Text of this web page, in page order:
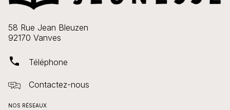
58 Rue Jean Bleuzen
92170 Vanves
phone Téléphone
Contactez-nous
NOS RÉSEAUX